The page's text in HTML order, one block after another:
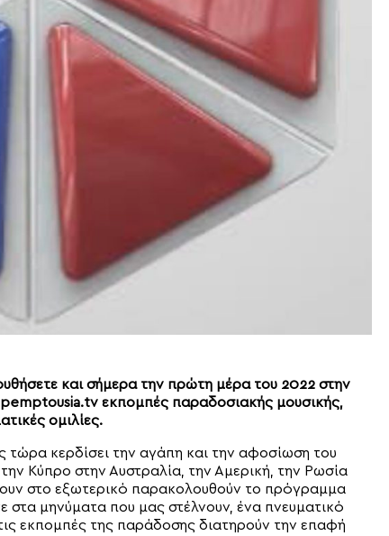
και σήμερα την πρώτη μέρα του 2022 στην
εκπομπές παραδοσιακής μουσικής,
ομιλίες.
τώρα κερδίσει την αγάπη και την αφοσίωση του
Κύπρο στην Αυστραλία, την Αμερική, την Ρωσία
στο εξωτερικό παρακολουθούν το πρόγραμμα
στα μηνύματα που μας στέλνουν, ένα πνευματικό
εκπομπές της παράδοσης διατηρούν την επαφή
Μεταμορφώσεως
Σωτήρος της Πρώτης
των Πριγκηποννήσων